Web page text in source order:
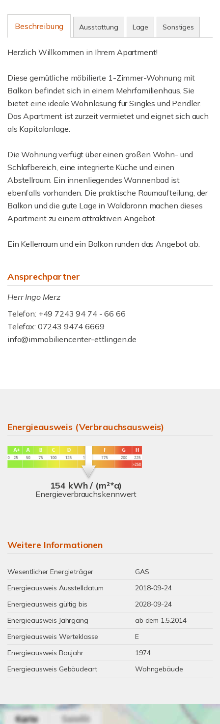
Beschreibung Ausstattung Lage Sonstiges
Herzlich Willkommen in Ihrem Apartment!
Diese gemütliche möbilierte 1-Zimmer-Wohnung mit
Balkon befindet sich in einem Mehrfamilienhaus. Sie
bietet eine ideale Wohnlösung für Singles und Pendler.
Das Apartment ist zurzeit vermietet und eignet sich auch
als Kapitalanlage.
Die Wohnung verfügt über einen großen Wohn- und
Schlafbereich, eine integrierte Küche und einen
Abstellraum. Ein innenliegendes Wannenbad ist
ebenfalls vorhanden. Die praktische Raumaufteilung, der
Balkon und die gute Lage in Waldbronn machen dieses
Apartment zu einem attraktiven Angebot.
Ein Kellerraum und ein Balkon runden das Angebot ab.
Ansprechpartner
Herr Ingo Merz
Telefon: +49 7243 94 74 - 66 66
Telefax: 07243 9474 6669
info@immobiliencenter-ettlingen.de
Energieausweis (Verbrauchsausweis)
154 kWh / (m²*a)
Energieverbrauchskennwert
Weitere Informationen
Wesentlicher Energieträger
GAS
Energieausweis Ausstelldatum
2018-09-24
Energieausweis gültig bis
2028-09-24
Energieausweis Jahrgang
ab dem 1.5.2014
Energieausweis Werteklasse
E
Energieausweis Baujahr
1974
Energieausweis Gebäudeart
Wohngebäude